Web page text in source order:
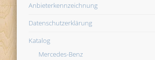
Anbieterkennzeichnung
Datenschutzerklärung
Katalog
Mercedes-Benz